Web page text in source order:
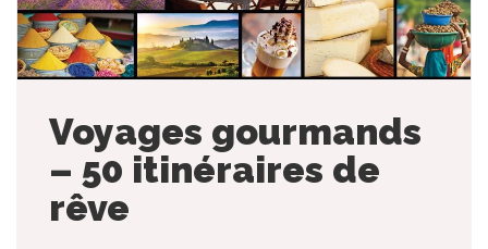
Voyages gourmands
– 50 itinéraires de
rêve